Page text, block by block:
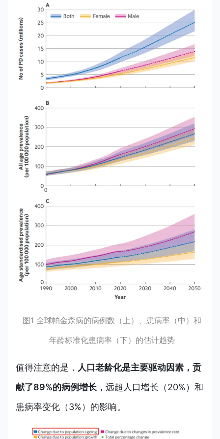
图1 全球帕金森病的病例数（上）、患病率（中）和
年龄标准化患病率（下）的估计趋势
值得注意的是， 人口老龄化是主要驱动因素，贡
献了89%的病例增长， 远超人口增长（20%）和
患病率变化（3%）的影响。